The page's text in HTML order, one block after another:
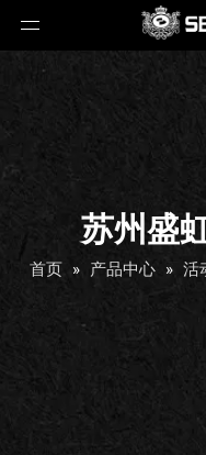
苏州盛
首页 » 产品中心 » 活